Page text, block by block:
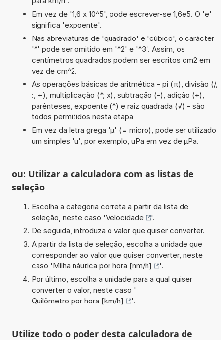
Em vez de '1,6 x 10^5', pode escrever-se 1,6e5. O 'e'
significa 'expoente'.
Nas abreviaturas de 'quadrado' e 'cúbico', o carácter
'^' pode ser omitido em '^2' e '^3'. Assim, os
centímetros quadrados podem ser escritos cm2 em
vez de cm^2.
As operações básicas de aritmética - pi (π), divisão (/,
:, ÷), multiplicação (*, x), subtração (-), adição (+),
parênteses, expoente (^) e raiz quadrada (√) - são
todos permitidos nesta etapa
Em vez da letra grega 'µ' (= micro), pode ser utilizado
um simples 'u', por exemplo, uPa em vez de µPa.
ou: Utilizar a calculadora com as listas de
seleção
Escolha a categoria correta a partir da lista de
seleção, neste caso 'Velocidade
'.
De seguida, introduza o valor que quiser converter.
A partir da lista de seleção, escolha a unidade que
corresponder ao valor que quiser converter, neste
caso 'Milha náutica por hora [nm/h]
'.
Por último, escolha a unidade para a qual quiser
converter o valor, neste caso '
Quilômetro por hora [km/h]
'.
Utilize todo o poder desta calculadora de